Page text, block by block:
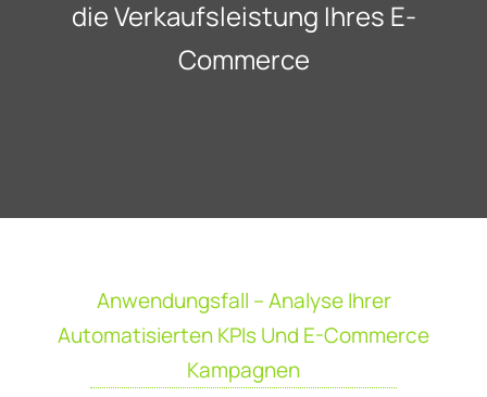
die Verkaufsleistung Ihres E-
Commerce
Anwendungsfall – Analyse Ihrer
Automatisierten KPIs Und E-Commerce
Kampagnen